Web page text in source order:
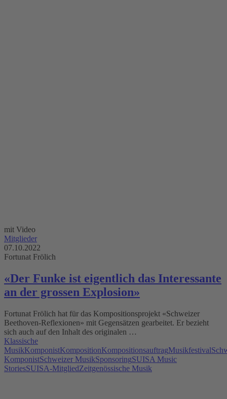
mit Video
Mitglieder
07.10.2022
Fortunat Frölich
«Der Funke ist eigentlich das Interessante
an der grossen Explosion»
Fortunat Frölich hat für das Kompositionsprojekt «Schweizer
Beethoven-Reflexionen» mit Gegensätzen gearbeitet. Er bezieht
sich auch auf den Inhalt des originalen …
Klassische
MusikKomponistKompositionKompositionsauftragMusikfestival
KomponistSchweizer MusikSponsoringSUISA Music
StoriesSUISA-MitgliedZeitgenössische Musik